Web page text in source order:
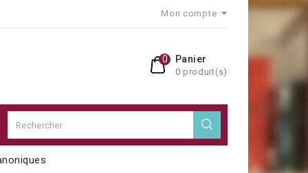
Mon compte
Panier
0 produit(s)
0